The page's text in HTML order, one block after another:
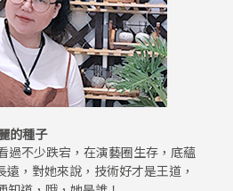
的種子
過不少跌宕，在演藝圈生存，底蘊
，對她來說，技術好才是王道，